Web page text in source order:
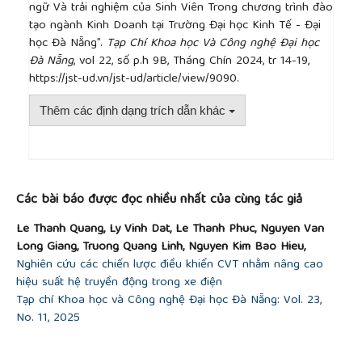
2020, doi:https://doi.org/10.1007/978-3-030-
47860-5_2.
[11]A. Corrales, L. A. Paba Rey, and N. Santiago
Escamilla, “Is EMI enough? Perceptions from
university professors and students”,
Journal of Content & Language Integrated
Learning, vol. 9, no. 2, pp. 318–344, 2016, doi:
https://doi.org/10.5294/laclil.2016.9.2.4
and Behavioral Sciences, vol. 47, pp. 1417–1425,
2012, doi:
https://doi.org/10.1016/j.sbspro.2012.06.836.
[13] Dearden, “The changing roles of EMI
academics and english language specialists”,Key
Issues in English for Specific Purposes in Higher
Education , pp. 323–338, 2018, doi:
https://doi.org/10.1007/978-3-319-70214-8_18
ngữ Và trải nghiệm của Sinh Viên Trong chương trình đào
tạo ngành Kinh Doanh tại Trường Đại học Kinh Tế - Đại
học Đà Nẵng”. Tạp Chí Khoa học Và Công nghệ Đại học
Đà Nẵng, vol 22, số p.h 9B, Tháng Chín 2024, tr 14-19,
https://jst-ud.vn/jst-ud/article/view/9090.
Thêm các định dạng trích dẫn khác
Các bài báo được đọc nhiều nhất của cùng tác giả
Le Thanh Quang, Ly Vinh Dat, Le Thanh Phuc, Nguyen Van
Long Giang, Truong Quang Linh, Nguyen Kim Bao Hieu,
Nghiên cứu các chiến lược điều khiển CVT nhằm nâng cao
hiệu suất hệ truyền động trong xe điện
Tạp chí Khoa học và Công nghệ Đại học Đà Nẵng: Vol. 23,
No. 11, 2025